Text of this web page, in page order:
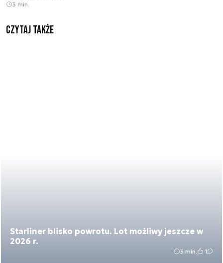
3 min.
Czytaj także
Starliner blisko powrotu. Lot możliwy jeszcze w
2026 r.
3 min. 1